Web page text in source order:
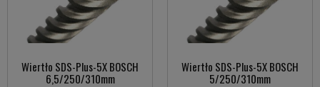
Wiertło SDS-Plus-5X BOSCH
6,5/250/310mm
Wiertło SDS-Plus-5X BOSCH
5/250/310mm